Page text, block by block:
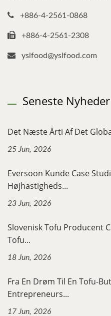
+886-4-2561-0868
+886-4-2561-2308
yslfood@yslfood.com
Seneste Nyheder
Det Næste Årti Af Det
25 Jun, 2026
Eversoon Kunde Case
Højhastigheds...
23 Jun, 2026
Slovenisk Tofu Producent
Tofu...
18 Jun, 2026
Fra En Drøm Til En Tofu-
Entrepreneurs...
17 Jun, 2026